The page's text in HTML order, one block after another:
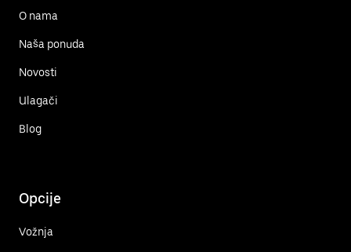
O nama
Naša ponuda
Novosti
Ulagači
Blog
Opcije
Vožnja